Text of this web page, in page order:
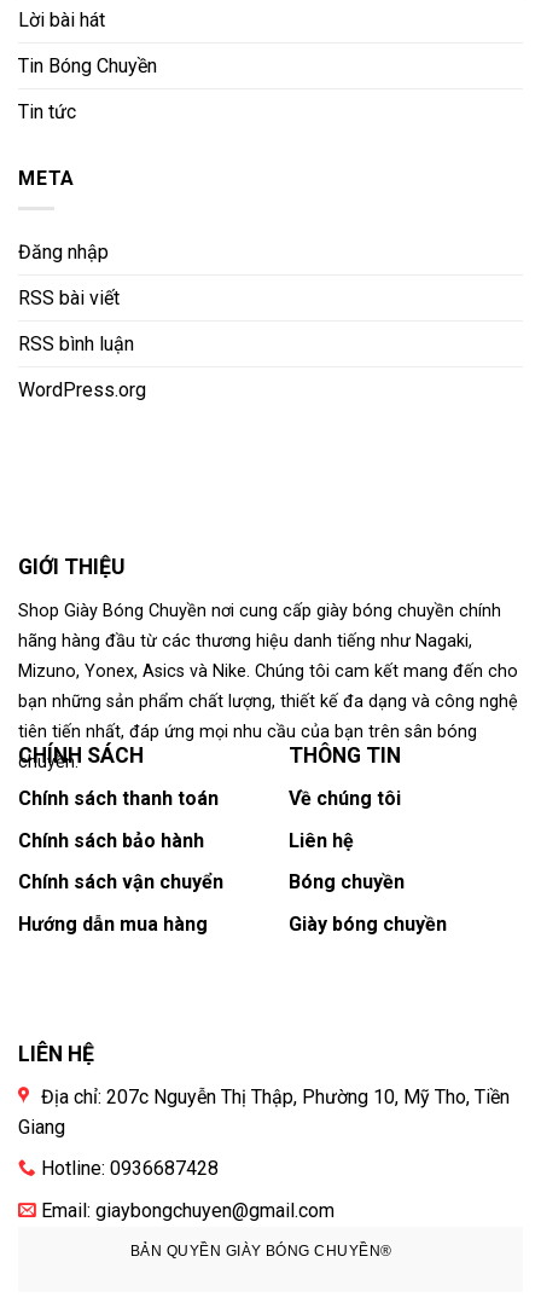
Lời bài hát
Tin Bóng Chuyền
Tin tức
META
Đăng nhập
RSS bài viết
RSS bình luận
WordPress.org
GIỚI THIỆU
Shop Giày Bóng Chuyền nơi cung cấp giày bóng chuyền chính
hãng hàng đầu từ các thương hiệu danh tiếng như Nagaki,
Mizuno, Yonex, Asics và Nike. Chúng tôi cam kết mang đến cho
bạn những sản phẩm chất lượng, thiết kế đa dạng và công nghệ
tiên tiến nhất, đáp ứng mọi nhu cầu của bạn trên sân bóng
chuyền.
CHÍNH SÁCH
Chính sách thanh toán
Chính sách bảo hành
Chính sách vận chuyển
Hướng dẫn mua hàng
THÔNG TIN
Về chúng tôi
Liên hệ
Bóng chuyền
Giày bóng chuyền
LIÊN HỆ
Địa chỉ: 207c Nguyễn Thị Thập, Phường 10, Mỹ Tho, Tiền
Giang
Hotline: 0936687428
Email: giaybongchuyen@gmail.com
BẢN QUYỀN GIÀY BÓNG CHUYỀN®️